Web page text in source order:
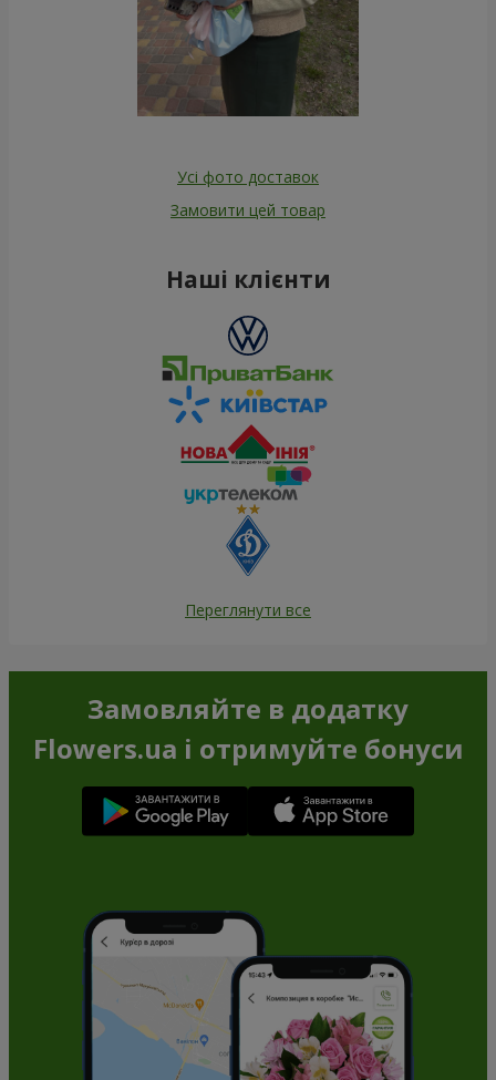
Усі фото доставок
Замовити цей товар
Наші клієнти
Переглянути все
Замовляйте в додатку
Flowers.ua і отримуйте бонуси